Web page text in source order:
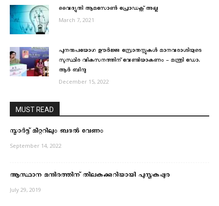
വൈദ്യുതി ആമസോൺ പ്രോഡക്റ്റ് അല്ല
March 7, 2021
പുനരുപയോഗ ഊർജ്ജ സ്രോതസ്സുകൾ മാനവരാശിയുടെ
സുസ്ഥിര വികസനത്തിന് വേണ്ടിയാകണം – മന്ത്രി ഡോ.
ആർ ബിന്ദു
December 15, 2022
MUST READ
സ്മാർട്ട് മീറ്ററിലും ബദൽ വേണം
September 14, 2022
ആസ്ഥാന മന്ദിരത്തിന് തിലകക്കുറിയായി പുസ്തകപ്പുര
July 29, 2019